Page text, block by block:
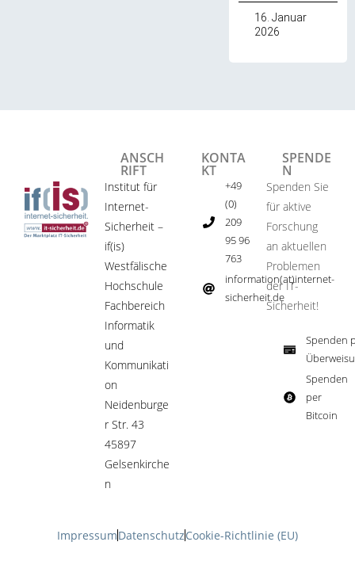
16. Januar
2026
ANSCH
RIFT
Institut für
Internet-
Sicherheit –
if(is)
Westfälische
Hochschule
Fachbereich
Informatik
und
Kommunikati
on
Neidenburge
r Str. 43
45897
Gelsenkirche
n
KONTA
KT
+49
(0)
209
95 96
763
information(at)internet-
sicherheit.de ​
SPENDE
N
Spenden Sie
für aktive
Forschung
an aktuellen
Problemen
der IT-
Sicherheit!​
Spenden
Spenden
per
Bitcoin​
ImpressumDatenschutzCookie-Richtlinie (EU)